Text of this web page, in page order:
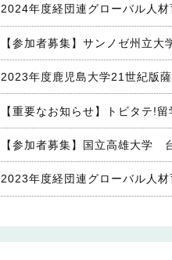
2024年度経団連グローバル人
【参加者募集】サンノゼ州立
2023年度鹿児島大学21世紀版
【重要なお知らせ】トビタテ!
【参加者募集】国立高雄大学
2023年度経団連グローバル人